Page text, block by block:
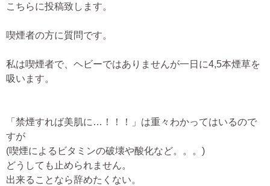
こちらに投稿致します。
喫煙者の方に質問です。
私は喫煙者で、ヘビーではありませんが一日に4,5本煙草を
吸います。
「禁煙すれば美肌に…！！！」は重々わかってはいるので
すが
(喫煙によるビタミンの破壊や酸化など。。。)
どうしても止められません。
出来ることなら辞めたくない。